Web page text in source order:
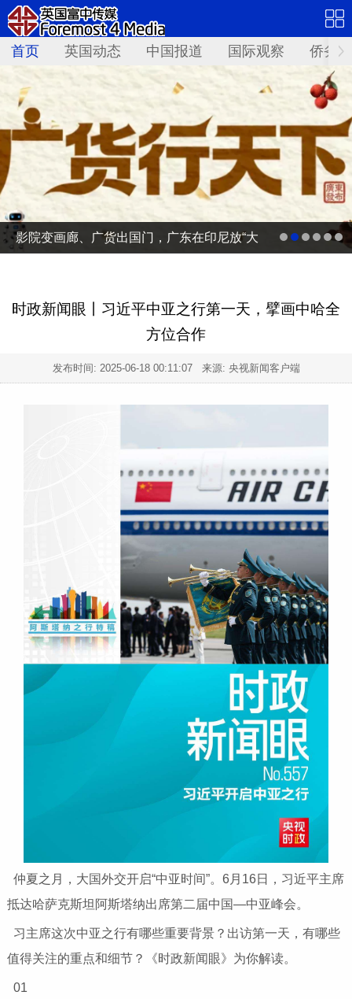
首页 英国动态 中国报道 国际观察 侨务
影院变画廊、广货出国门，广东在印尼放“大
时政新闻眼丨习近平中亚之行第一天，擘画中哈全
方位合作
发布时间: 2025-06-18 00:11:07来源: 央视新闻客户端
仲夏之月，大国外交开启“中亚时间”。6月16日，习近平主席
抵达哈萨克斯坦阿斯塔纳出席第二届中国—中亚峰会。
习主席这次中亚之行有哪些重要背景？出访第一天，有哪些
值得关注的重点和细节？《时政新闻眼》为你解读。
01